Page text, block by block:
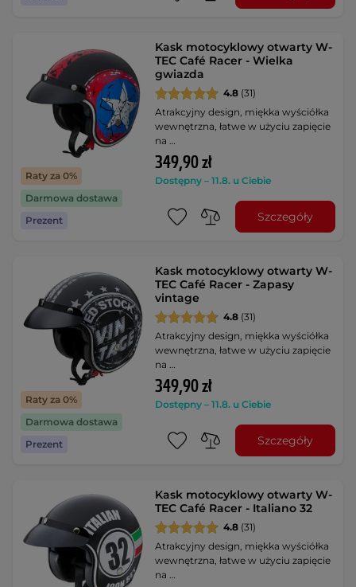
Raty za 0%
Darmowa dostawa
Prezent
Kask motocyklowy otwarty W-
TEC Café Racer - Wielka
gwiazda
4.8 (31)
Atrakcyjny design, miękka wyściółka
wewnętrzna, łatwe w użyciu zapięcie
na …
349,90 zł
Dostępny – 11.8. u Ciebie
Szczegóły
Raty za 0%
Darmowa dostawa
Prezent
Kask motocyklowy otwarty W-
TEC Café Racer - Zapasy
vintage
4.8 (31)
Atrakcyjny design, miękka wyściółka
wewnętrzna, łatwe w użyciu zapięcie
na …
349,90 zł
Dostępny – 11.8. u Ciebie
Szczegóły
Kask motocyklowy otwarty W-
TEC Café Racer - Italiano 32
4.8 (31)
Atrakcyjny design, miękka wyściółka
wewnętrzna, łatwe w użyciu zapięcie
na …